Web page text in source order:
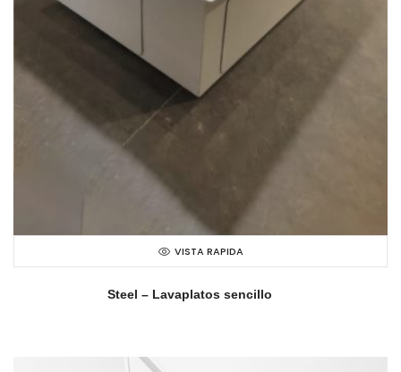
VISTA RAPIDA
Steel – Lavaplatos sencillo